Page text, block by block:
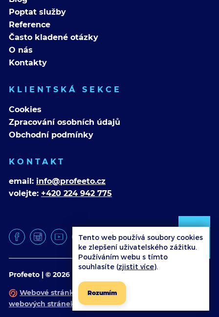
Poptat služby
Reference
Často kladené otázky
O nás
Kontakty
KLIENTSKÁ SEKCE
Cookies
Zpracování osobních údajů
Obchodní podmínky
KONTAKT
email: info@profeeto.cz
volejte: +420 224 942 775
Profeeto | © 2026
Webové stránky vytvořiloPoski.com
webových stránek
na míru.
Tento web používá soubory cookies
ke zlepšení uživatelského zážitku.
Používáním webu s tímto
souhlasíte (zjistit více).
Rozumím